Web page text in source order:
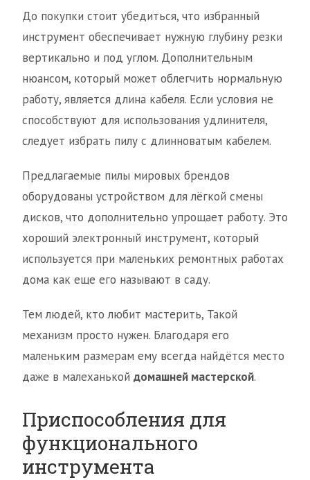
До покупки стоит убедиться, что избранный
инструмент обеспечивает нужную глубину резки
вертикально и под углом. Дополнительным
нюансом, который может облегчить нормальную
работу, является длина кабеля. Если условия не
способствуют для использования удлинителя,
следует избрать пилу с длинноватым кабелем.
Предлагаемые пилы мировых брендов
оборудованы устройством для лёгкой смены
дисков, что дополнительно упрощает работу. Это
хороший электронный инструмент, который
используется при маленьких ремонтных работах
дома как еще его называют в саду.
Тем людей, кто любит мастерить, Такой
механизм просто нужен. Благодаря его
маленьким размерам ему всегда найдётся место
даже в малеханькой домашней мастерской.
Приспособления для
функционального
инструмента